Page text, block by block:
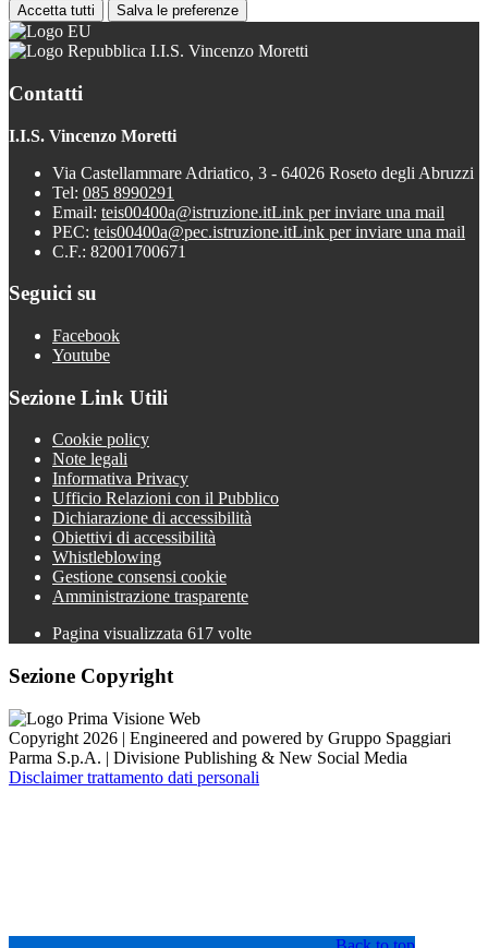
Accetta tutti Salva le preferenze
I.I.S. Vincenzo Moretti
Contatti
I.I.S. Vincenzo Moretti
Via Castellammare Adriatico, 3 - 64026 Roseto degli Abruzzi
Tel: 085 8990291
Email: teis00400a@istruzione.itLink per inviare una mail
PEC: teis00400a@pec.istruzione.itLink per inviare una mail
C.F.: 82001700671
Seguici su
Facebook
Youtube
Sezione Link Utili
Cookie policy
Note legali
Informativa Privacy
Ufficio Relazioni con il Pubblico
Dichiarazione di accessibilità
Obiettivi di accessibilità
Whistleblowing
Gestione consensi cookie
Amministrazione trasparente
Pagina visualizzata 617 volte
Sezione Copyright
Copyright 2026 | Engineered and powered by Gruppo Spaggiari
Parma S.p.A. | Divisione Publishing & New Social Media
Disclaimer trattamento dati personali